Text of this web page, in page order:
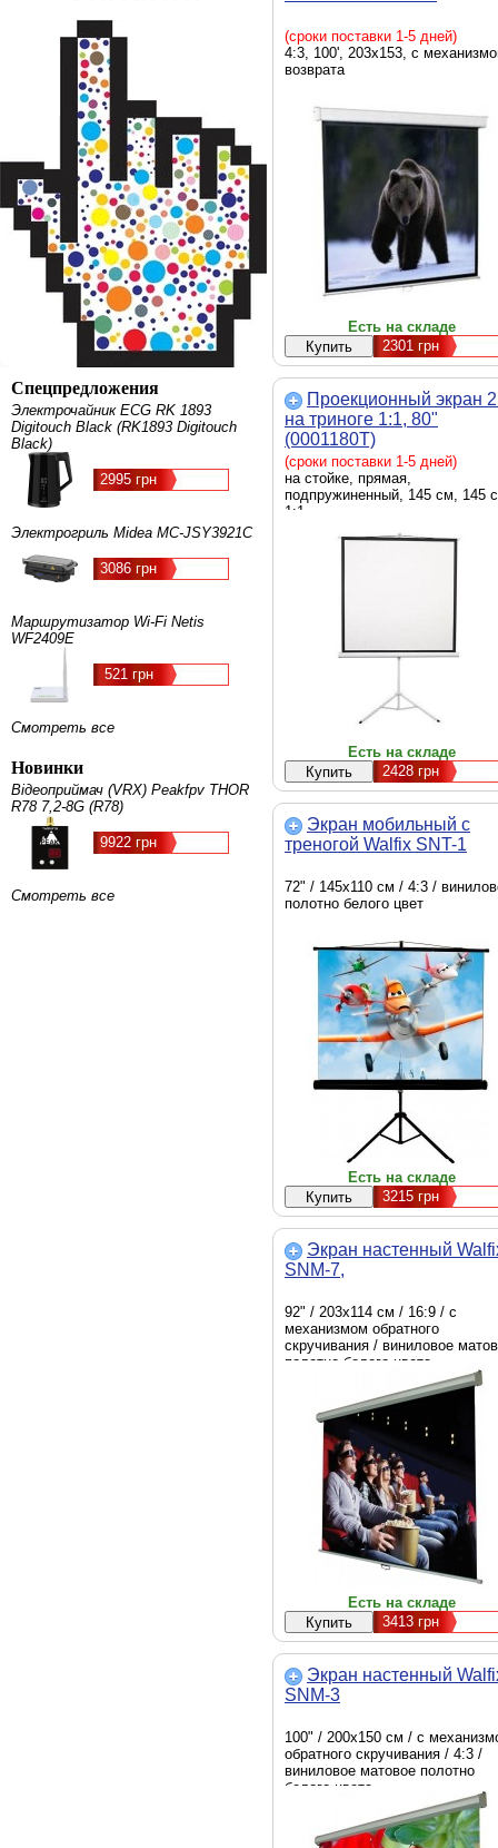
Спецпредложения
Электрочайник ECG RK 1893
Digitouch Black (RK1893 Digitouch
Black)
2995 грн
Электрогриль Midea MC-JSY3921C
3086 грн
Маршрутизатор Wi-Fi Netis
WF2409Е
521 грн
Смотреть все
Новинки
Відеоприймач (VRX) Peakfpv THOR
R78 7,2-8G (R78)
9922 грн
Смотреть все
(сроки поставки 1-5 дней)
4:3, 100', 203х153, с
возврата
Есть на складе
2301 грн
Проекционный экран
на триноге 1:1, 80"
(0001180T)
(сроки поставки 1-5 дней)
на стойке, прямая,
подпружиненный, 145 см, 145
1:1
Есть на складе
2428 грн
Экран мобильный с
треногой Walfix SNT-1
72" / 145х110 см / 4:3 /
полотно белого цвет
Есть на складе
3215 грн
Экран настенный
SNM-7,
92" / 203х114 см / 16:9 / с
механизмом обратного
скручивания / виниловое
полотно белого цвета
Есть на складе
3413 грн
Экран настенный
SNM-3
100" / 200х150 см / с
обратного скручивания / 4:3 /
виниловое матовое полотно
белого цвета